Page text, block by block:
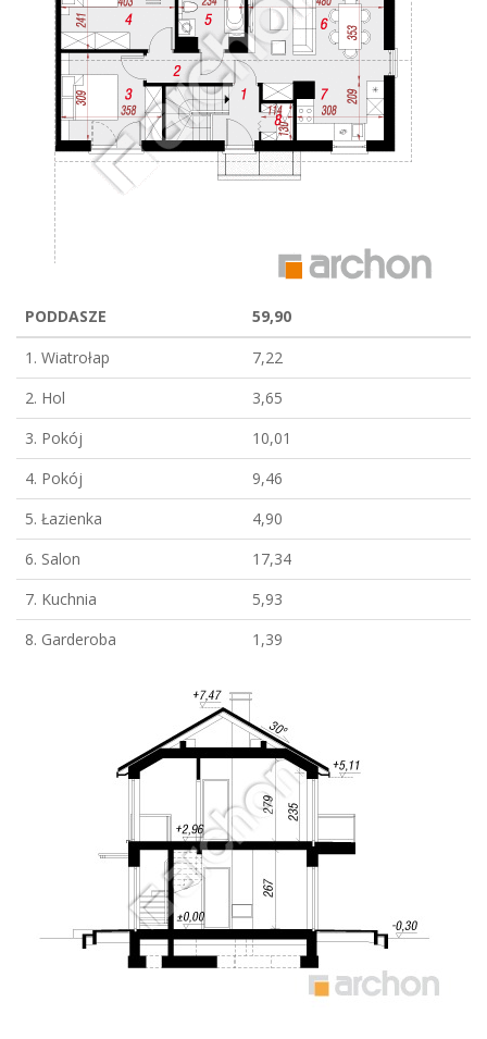
PODDASZE
59,90
1. Wiatrołap
7,22
2. Hol
3,65
3. Pokój
10,01
4. Pokój
9,46
5. Łazienka
4,90
6. Salon
17,34
7. Kuchnia
5,93
8. Garderoba
1,39